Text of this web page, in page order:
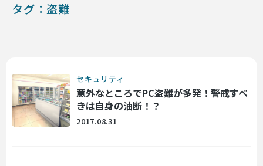
タグ：盗難
セキュリティ
意外なところでPC盗難が多発！警戒すべ
きは自身の油断！？
2017.08.31